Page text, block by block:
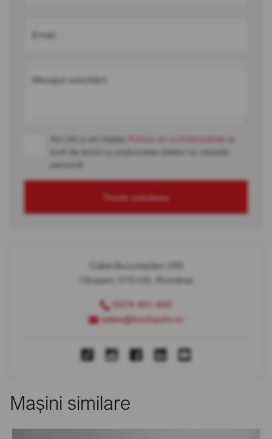
Email
Mesajul solicitării
Am citit și am înțeles Politica de confidențialitate
sunt de acord cu prelucrarea datelor cu caracter
personal
Trimite solicitarea
Calea Bucureștilor 289
Otopeni, 075100, România
0374 451 400
sales@bcchauto.ro
Mașini similare